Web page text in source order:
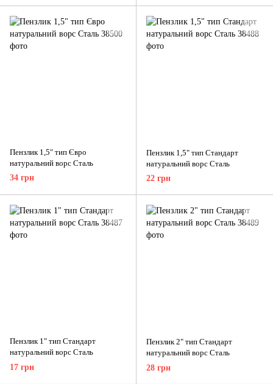
Пензлик 1,5" тип Євро
натуральний ворс Сталь
34 грн
Пензлик 1,5" тип Стандарт
натуральний ворс Сталь
22 грн
Пензлик 1" тип Стандарт
натуральний ворс Сталь
17 грн
Пензлик 2" тип Стандарт
натуральний ворс Сталь
28 грн